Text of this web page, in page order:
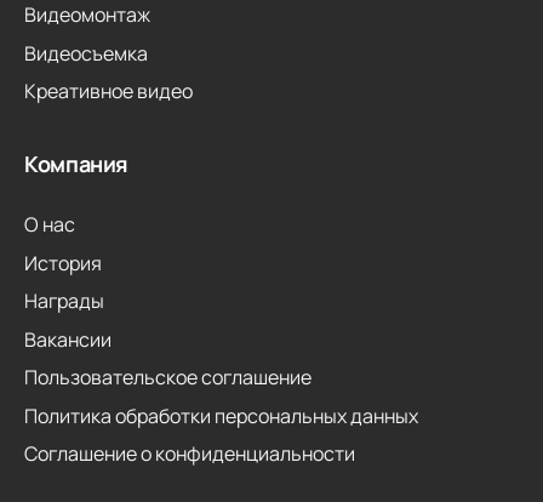
Видеомонтаж
Видеосъемка
Креативное видео
Компания
О нас
История
Награды
Вакансии
Пользовательское соглашение
Политика обработки персональных данных
Соглашение о конфиденциальности